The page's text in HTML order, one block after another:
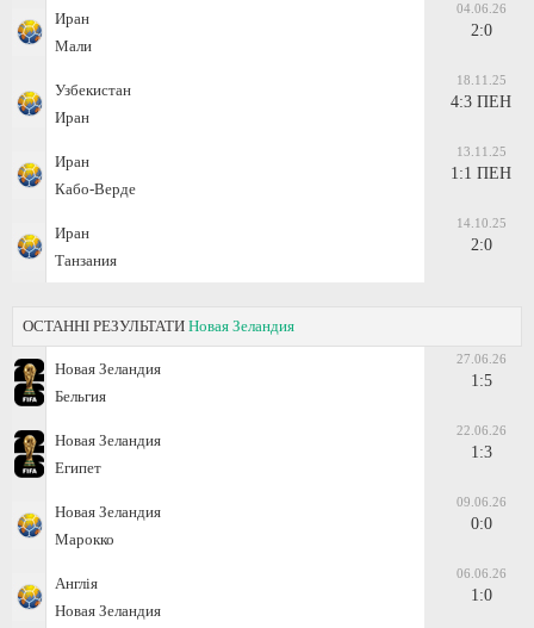
Иран
Мали
04.06.26
2:0
Узбекистан
Иран
18.11.25
4:3 ПЕН
Иран
Кабо-Верде
13.11.25
1:1 ПЕН
Иран
Танзания
14.10.25
2:0
ОСТАННІ РЕЗУЛЬТАТИ Новая Зеландия
Новая Зеландия
Бельгия
27.06.26
1:5
Новая Зеландия
Египет
22.06.26
1:3
Новая Зеландия
Марокко
09.06.26
0:0
Англія
Новая Зеландия
06.06.26
1:0